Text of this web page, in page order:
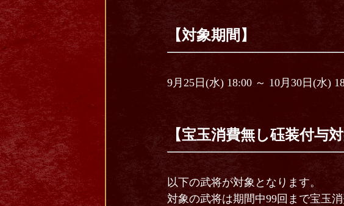
【対象期間】
9月25日(水) 18:00 ～ 10月30日(水)
【宝玉消費無し砡装付与対
以下の武将が対象となります。
対象の武将は期間中99回まで宝玉